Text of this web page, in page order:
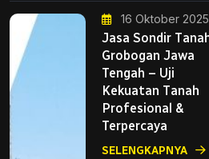
16 Oktober 2025
Jasa Sondir
Grobogan Jawa
Tengah – Uji
Kekuatan Tanah
Profesional &
Terpercaya
SELENGKAPNYA